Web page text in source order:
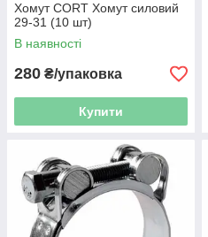
Хомут CORT Хомут силовий
29-31 (10 шт)
В наявності
280 ₴/упаковка
Купити